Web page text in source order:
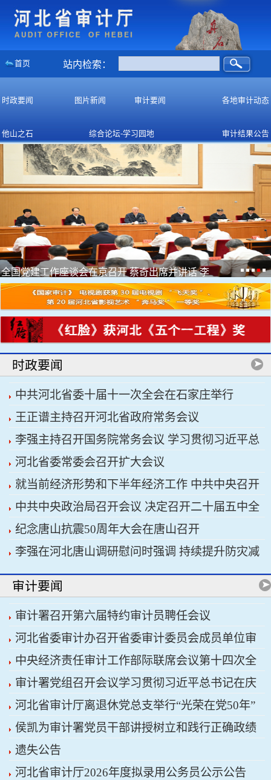
首页 站内检索：
时政要闻 图片新闻 审计要闻 各地审计动态
他山之石 综合论坛-学习园地 审计结果公告
全国党建工作座谈会在京召开 蔡奇出席并讲话 李
时政要闻
中共河北省委十届十一次全会在石家庄举行
王正谱主持召开河北省政府常务会议
李强主持召开国务院常务会议 学习贯彻习近平总
书记关于上半年经济形势和做好下半年经济工作的
重要讲话精神
河北省委常委会召开扩大会议
就当前经济形势和下半年经济工作 中共中央召开
党外人士座谈会 习近平主持并发表重要讲话
中共中央政治局召开会议 决定召开二十届五中全
会 分析研究当前经济形势和经济工作 中共中央总
书记习近平主持会议
纪念唐山抗震50周年大会在唐山召开
李强在河北唐山调研慰问时强调 持续提升防灾减
灾救灾能力 切实保障人民群众生命财产安全
审计要闻
审计署召开第六届特约审计员聘任会议
河北省委审计办召开省委审计委员会成员单位审
计重点工作协调推进会议暨省经济责任审计工作厅
际联席会议
中央经济责任审计工作部际联席会议第十四次全
体会议召开
审计署党组召开会议学习贯彻习近平总书记在庆
祝中国共产党成立105周年大会上的重要讲话精神
河北省审计厅离退休党总支举行“光荣在党50年”
纪念章颁发仪式
侯凯为审计署党员干部讲授树立和践行正确政绩
观学习教育专题党课
遗失公告
河北省审计厅2026年度拟录用公务员公示公告